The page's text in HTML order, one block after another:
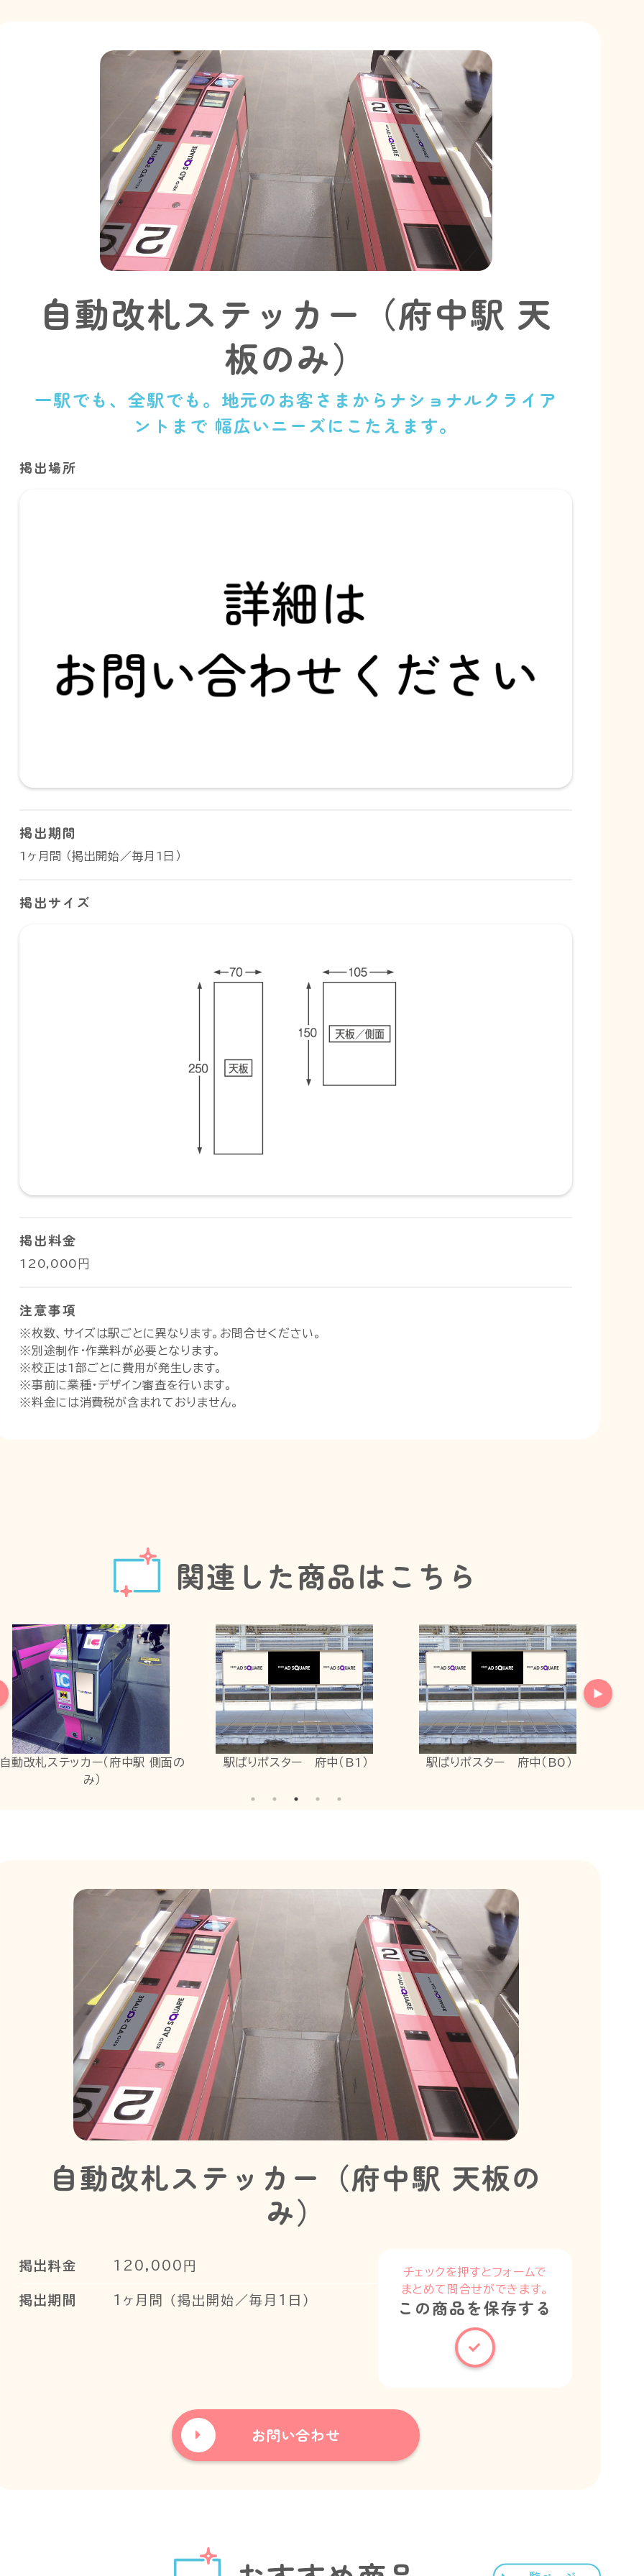
自動改札ステッカー（府中駅 天
板のみ）
一駅でも、全駅でも。地元のお客さまからナショナルクライア
ントまで 幅広いニーズにこたえます。
掲出場所
掲出期間
1ヶ月間 （掲出開始／毎月1日）
掲出サイズ
掲出料金
120,000円
注意事項
※枚数、サイズは駅ごとに異なります。お問合せください。
※別途制作・作業料が必要となります。
※校正は1部ごとに費用が発生します。
※事前に業種・デザイン審査を行います。
※料金には消費税が含まれておりません。
関連した商品はこちら
駅 側面の
駅ばりポスター 府中（B1） 駅ばりポスター 府中（B0） 待合室広告（特B等級）
自動改札ステッカー（府中駅 天板の
み）
掲出料金 120,000円
掲出期間 1ヶ月間 （掲出開始／毎月1日）
チェックを押すとフォームで
まとめて問合せができます。
この商品を保存する
お問い合わせ